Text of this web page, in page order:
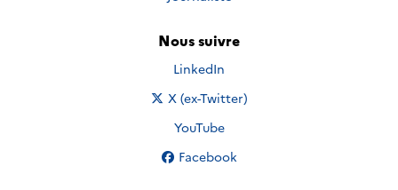
Nous suivre
Nous suivre sur
LinkedIn
Nous suivre sur
X (ex-Twitter)
Nous suivre sur
YouTube
Nous suivre sur
Facebook